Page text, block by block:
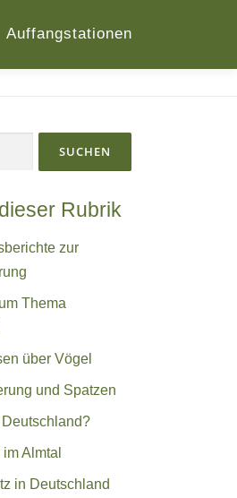
Auffangstationen
Rubrik
zur
Thema
über Vögel
und Spatzen
Almtal
in Deutschland